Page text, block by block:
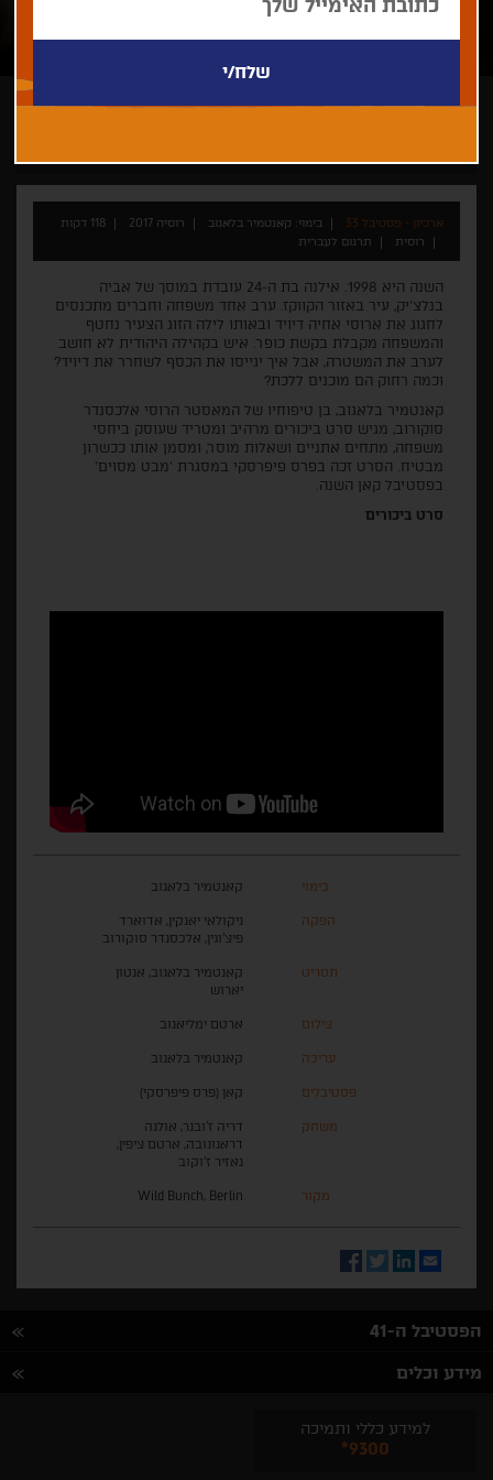
ארכיון - פסטיבל 33 בימוי: קאנטמיר בלאגוב רוסיה 2017
118 דקות
רוסית
תרגום לעברית
השנה היא 1998. אילנה בת ה-24 עובדת במוסך של אביה
בנלצ'יק, עיר באזור הקווקז. ערב אחד משפחה וחברים מתכנסים
לחגוג את ארוסי אחיה דיויד ובאותו לילה הזוג הצעיר נחטף
והמשפחה מקבלת בקשת כופר. איש בקהילה היהודית לא חושב
לערב את המשטרה, אבל איך יגייסו את הכסף לשחרר את דיויד?
וכמה רחוק הם מוכנים ללכת?
קאנטמיר בלאגוב, בן טיפוחיו של המאסטר הרוסי אלכסנדר
סוקורוב, מגיש סרט ביכורים מרהיב ומטריד שעוסק ביחסי
משפחה, מתחים אתניים ושאלות מוסר, ומסמן אותו ככשרון
מבטיח. הסרט זכה בפרס פיפרסקי במסגרת 'מבט מסוים'
בפסטיבל קאן השנה.
סרט ביכורים
בימוי קאנטמיר בלאגוב
הפקה
ניקולאי יאנקין, אדוארד
פיצ'וגין, אלכסנדר סוקורוב
תסריט
קאנטמיר בלאגוב, אנטון
יארוש
צילום ארטם ימליאנוב
עריכה קאנטמיר בלאגוב
פסטיבלים קאן (פרס פיפרסקי)
משחק
דריה ז'ובנר, אולגה
דראגונובה, ארטם ציפין,
נאזיר ז'וקוב
מקור Wild Bunch, Berlin
Email
LinkedIn
Twitter
Facebook
הפסטיבל ה-41
מידע וכלים
למידע כללי ותמיכה
*9300